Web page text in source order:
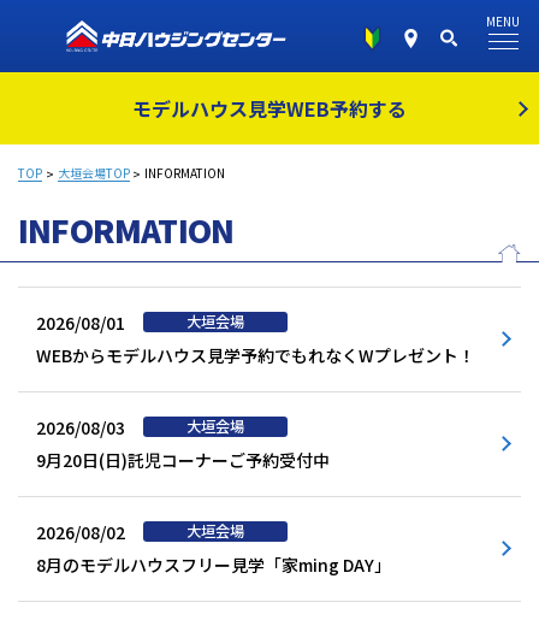
モデルハウス見学WEB予約する
MENU
TOP 大垣会場TOP INFORMATION
INFORMATION
2026/08/01
WEBからモデルハウス見学予約でもれなくWプレゼント！
2026/08/03
9月20日(日)託児コーナーご予約受付中
2026/08/02
8月のモデルハウスフリー見学「家ming DAY」